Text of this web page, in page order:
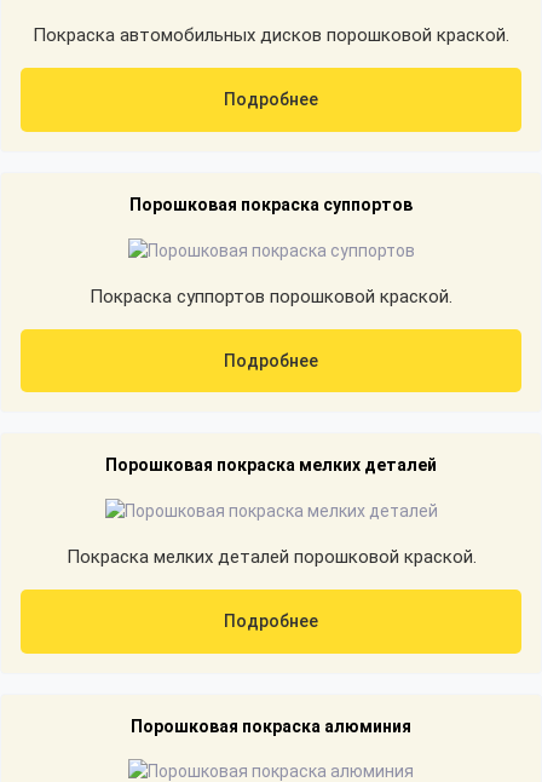
Покраска автомобильных дисков порошковой краской.
Подробнее
Порошковая покраска суппортов
Покраска суппортов порошковой краской.
Подробнее
Порошковая покраска мелких деталей
Покраска мелких деталей порошковой краской.
Подробнее
Порошковая покраска алюминия